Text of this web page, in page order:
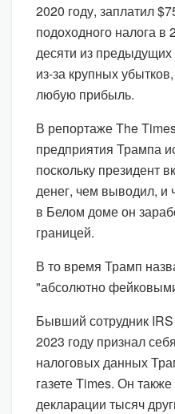
2020 году, заплатил
подоходного налога в
десяти из предыдущих
из-за крупных
любую прибыль.
В репортаже The
предприятия Трампа
поскольку президент
денег, чем выводил, и
в Белом доме он
границей.
В то время Трамп
"абсолютно
Бывший сотрудник
2023 году признал
налоговых данных
газете Times. Он
декларации тысяч